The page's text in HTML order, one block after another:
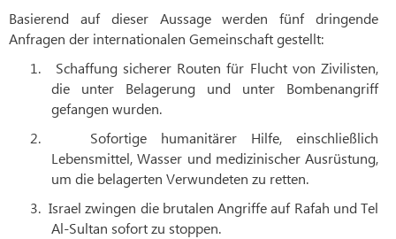
Basierend auf dieser Aussage werden fünf dringende
Anfragen der internationalen Gemeinschaft gestellt:
1.
Schaffung sicherer Routen für Flucht von Zivilisten,
die unter Belagerung und unter Bombenangriff
gefangen wurden.
2.
Sofortige humanitärer Hilfe, einschließlich
Lebensmittel, Wasser und medizinischer Ausrüstung,
um die belagerten Verwundeten zu retten.
3. Israel zwingen die brutalen Angriffe auf Rafah und Tel
Al-Sultan sofort zu stoppen.